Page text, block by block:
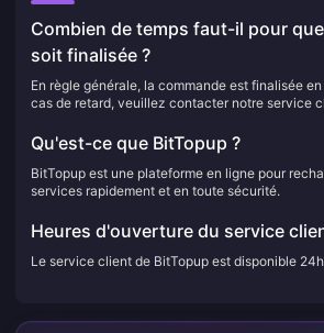
Combien de temps faut-il pour
soit finalisée ?
En règle générale, la commande est finalisée
cas de retard, veuillez contacter notre service
Qu'est-ce que BitTopup ?
BitTopup est une plateforme en ligne pour
services rapidement et en toute sécurité.
Heures d'ouverture du service
Le service client de BitTopup est disponible